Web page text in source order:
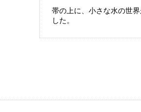
帯の上に、小さな水の世
した。